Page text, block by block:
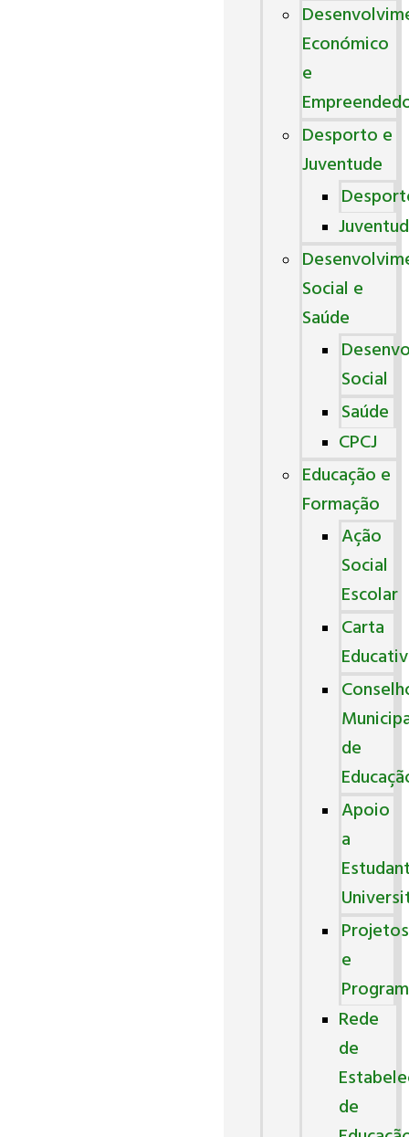
Económico
e
Desporto e
Juventude
Social e
Saúde
Social
Saúde
CPCJ
Educação e
Formação
Ação
Social
Escolar
Carta
de
Apoio
a
Projetos
e
Rede
de
de